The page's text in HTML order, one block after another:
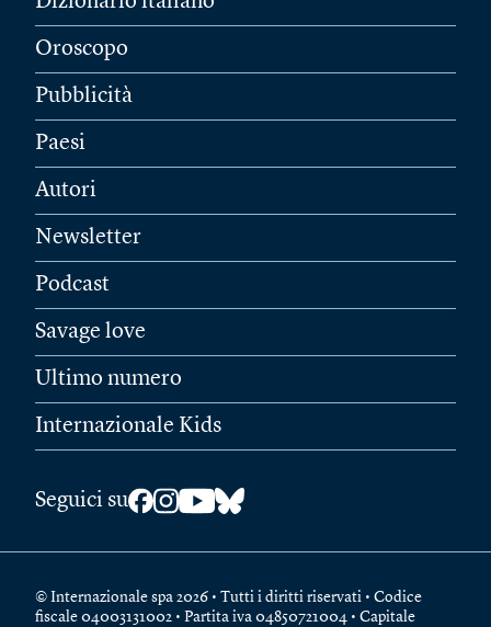
Oroscopo
Pubblicità
Paesi
Autori
Newsletter
Podcast
Savage love
Ultimo numero
Internazionale Kids
Seguici su
© Internazionale spa 2026 • Tutti i diritti riservati • Codice
fiscale 04003131002 • Partita iva 04850721004 • Capitale